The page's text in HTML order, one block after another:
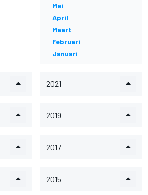
Mei
April
Maart
Februari
Januari
2021
2019
2017
2015